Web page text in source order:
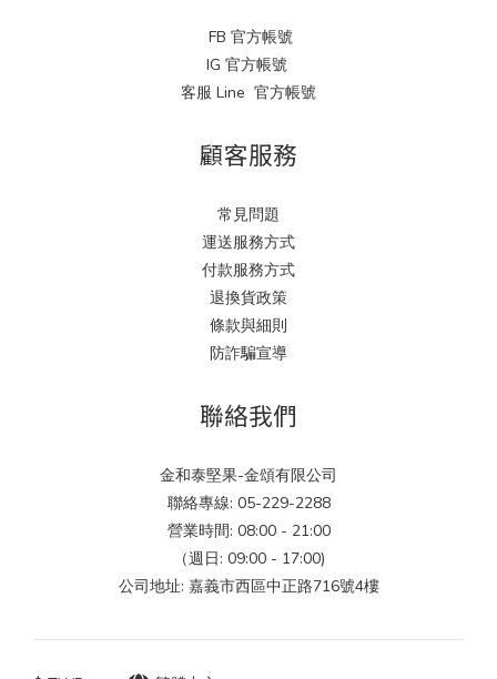
FB 官方帳號
IG 官方帳號
客服 Line 官方帳號
顧客服務
常見問題
運送服務方式
付款服務方式
退換貨政策
條款與細則
防詐騙宣導
聯絡我們
金和泰堅果-金頌有限公司
聯絡專線: 05-229-2288
營業時間: 08:00 - 21:00
（週日: 09:00 - 17:00)
公司地址: 嘉義市西區中正路716號4樓